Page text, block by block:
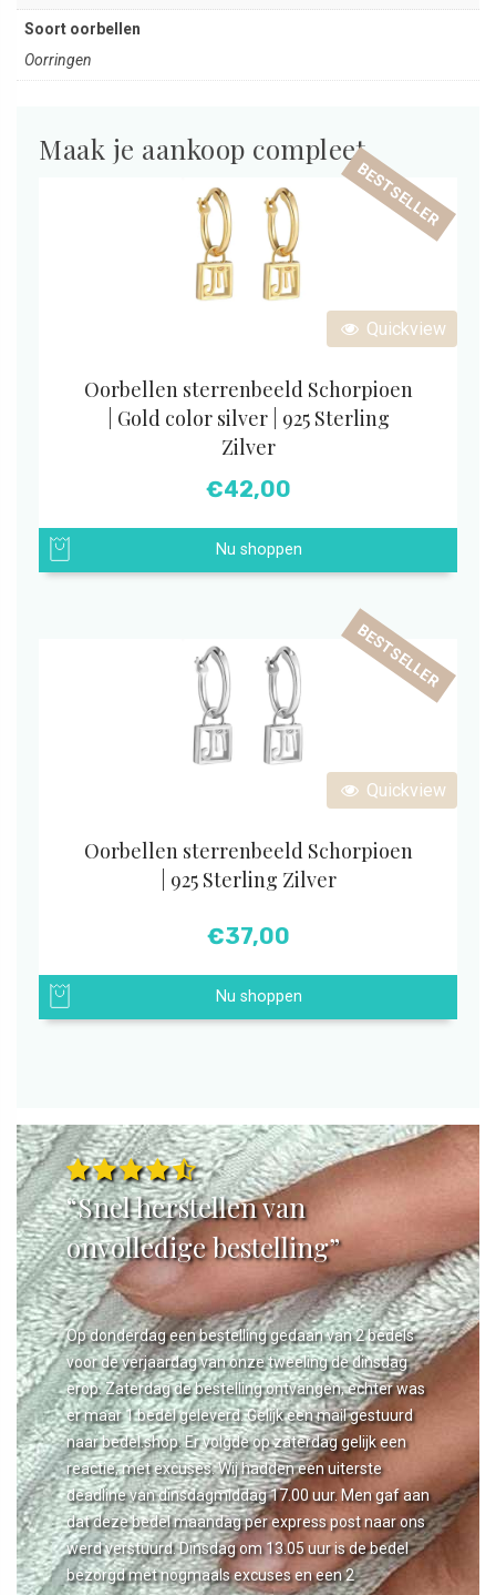
Soort oorbellen
Oorringen
Maak je aankoop compleet
Quickview
BESTSELLER
Oorbellen sterrenbeeld Schorpioen
| Gold color silver | 925 Sterling
Zilver
€42,00
Nu shoppen
Quickview
BESTSELLER
Oorbellen sterrenbeeld Schorpioen
| 925 Sterling Zilver
€37,00
Nu shoppen
“Snel herstellen van
onvolledige bestelling”
Op donderdag een bestelling gedaan van 2 bedels
voor de verjaardag van onze tweeling de dinsdag
erop. Zaterdag de bestelling ontvangen, echter was
er maar 1 bedel geleverd. Gelijk een mail gestuurd
naar bedel.shop. Er volgde op zaterdag gelijk een
reactie, met excuses. Wij hadden een uiterste
deadline van dinsdagmiddag 17.00 uur. Men gaf aan
dat deze bedel maandag per express post naar ons
werd verstuurd. Dinsdag om 13.05 uur is de bedel
bezorgd met nogmaals excuses en een 2